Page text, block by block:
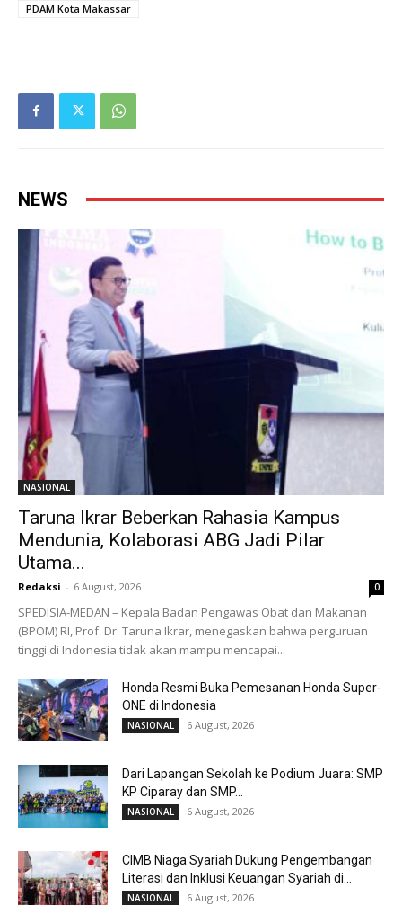
PDAM Kota Makassar
NEWS
NASIONAL
Taruna Ikrar Beberkan Rahasia Kampus
Mendunia, Kolaborasi ABG Jadi Pilar
Utama...
Redaksi - 6 August, 2026 0
SPEDISIA-MEDAN – Kepala Badan Pengawas Obat dan Makanan
(BPOM) RI, Prof. Dr. Taruna Ikrar, menegaskan bahwa perguruan
tinggi di Indonesia tidak akan mampu mencapai...
Honda Resmi Buka Pemesanan Honda Super-
ONE di Indonesia
NASIONAL 6 August, 2026
Dari Lapangan Sekolah ke Podium Juara: SMP
KP Ciparay dan SMP...
NASIONAL 6 August, 2026
CIMB Niaga Syariah Dukung Pengembangan
Literasi dan Inklusi Keuangan Syariah di...
NASIONAL 6 August, 2026